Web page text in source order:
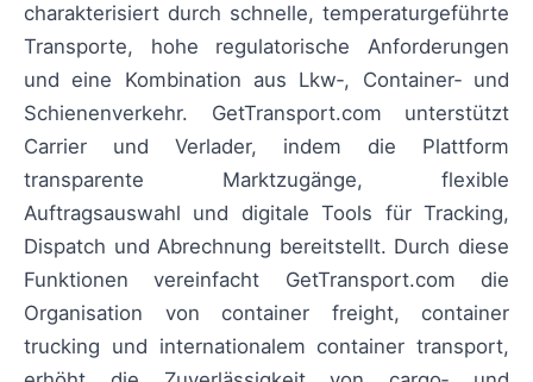
charakterisiert durch schnelle, temperaturgeführte
Transporte, hohe regulatorische Anforderungen
und eine Kombination aus Lkw‑, Container‑ und
Schienenverkehr. GetTransport.com unterstützt
Carrier und Verlader, indem die Plattform
transparente Marktzugänge, flexible
Auftragsauswahl und digitale Tools für Tracking,
Dispatch und Abrechnung bereitstellt. Durch diese
Funktionen vereinfacht GetTransport.com die
Organisation von container freight, container
trucking und internationalem container transport,